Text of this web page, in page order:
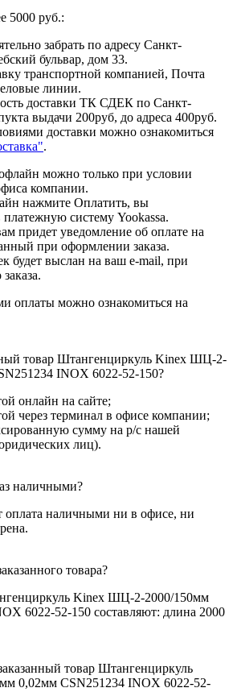
5000 руб.:
забрать по адресу Санкт-
бульвар, дом 33.
транспортной компанией, Почта
линии.
доставки ТК СДЕК по Санкт-
выдачи 200руб, до адреса 400руб.
доставки можно ознакомиться
.
можно только при условии
компании.
нажмите Оплатить, вы
платежную систему Yookassa.
придет уведомление об оплате на
при оформлении заказа.
будет выслан на ваш e-mail, при
оплаты можно ознакомиться на
товар Штангенциркуль Kinex ШЦ-2-
INOX 6022-52-150?
онлайн на сайте;
через терминал в офисе компании;
сумму на р/с нашей
лиц).
наличными?
наличными ни в офисе, ни
товара?
Kinex ШЦ-2-2000/150мм
6022-52-150 составляют: длина 2000
товар Штангенциркуль
0,02мм СSN251234 INOX 6022-52-